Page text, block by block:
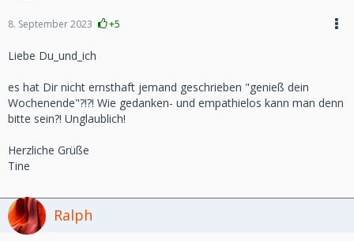
8. September 2023 +5
Liebe Du_und_ich
es hat Dir nicht ernsthaft jemand geschrieben "genieß dein
Wochenende"?!?! Wie gedanken- und empathielos kann man denn
bitte sein?! Unglaublich!
Herzliche Grüße
Tine
Ralph